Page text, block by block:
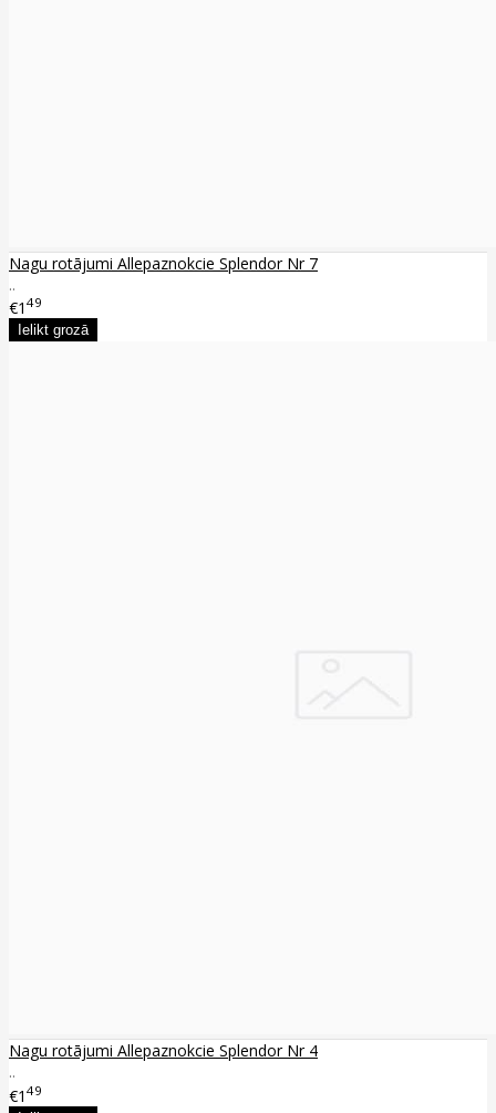
Nagu rotājumi Allepaznokcie Splendor Nr 7
..
€1 49
Nagu rotājumi Allepaznokcie Splendor Nr 4
..
€1 49